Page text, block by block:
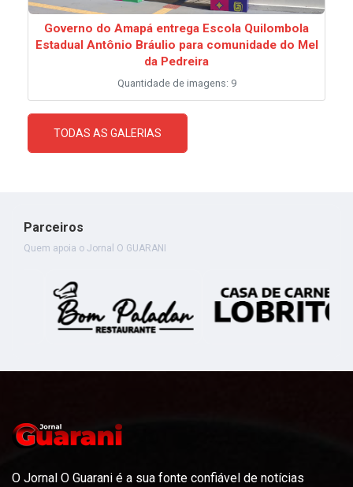
Governo do Amapá entrega Escola Quilombola
Estadual Antônio Bráulio para comunidade do Mel
da Pedreira
Quantidade de imagens: 9
TODAS AS GALERIAS
Parceiros
Quem apoia o Jornal O GUARANI
O Jornal O Guarani é a sua fonte confiável de notícias